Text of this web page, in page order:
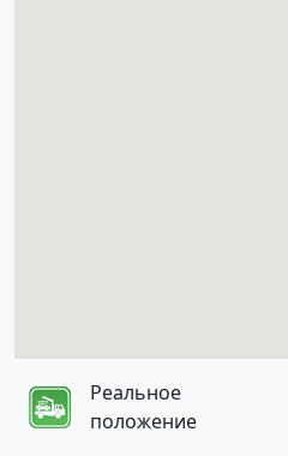
Реальное
положение